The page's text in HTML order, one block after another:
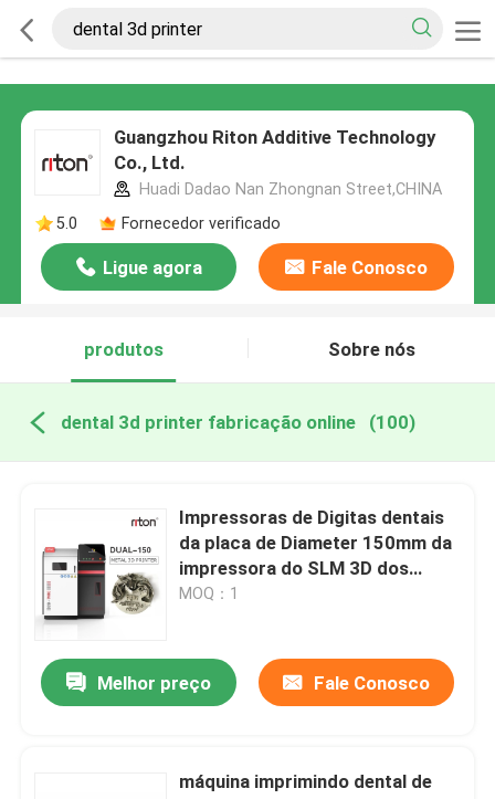
Guangzhou Riton Additive Technology
Co., Ltd.
Huadi Dadao Nan Zhongnan Street,CHINA
5.0
Fornecedor verificado
Ligue agora Fale Conosco
produtos Sobre nós
dental 3d printer fabricação online (100)
Impressoras de Digitas dentais
da placa de Diameter 150mm da
impressora do SLM 3D dos
quadros para o metal
MOQ：1
Melhor preço Fale Conosco
máquina imprimindo dental de